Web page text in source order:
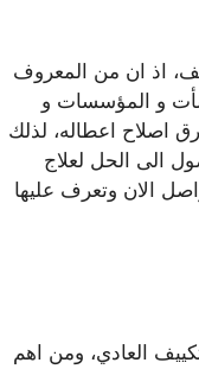
اذ ان من المعروف
و المؤسسات و
اصلاح اعطاله، لذلك
الى الحل لعلاج
الان وتعرف عليها
العادي، ومن اهم